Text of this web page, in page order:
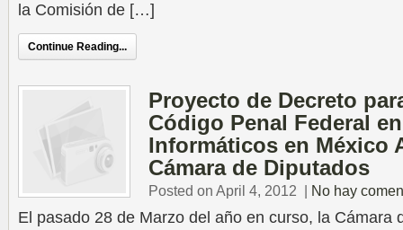
la Comisión de […]
Continue Reading...
Proyecto de Decreto
Código Penal Federal
Informáticos en México
Cámara de Diputados
Posted on April 4, 2012 | No hay
El pasado 28 de Marzo del año en curso, la Cámara